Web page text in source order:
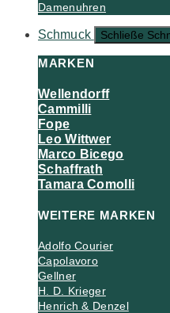
Damenuhren
Schmuck Schließe
MARKEN
Wellendorff
Cammilli
Fope
Leo Wittwer
Marco Bicego
Schaffrath
Tamara Comolli
WEITERE MARKEN
Adolfo Courier
Capolavoro
Gellner
H. D. Krieger
Henrich & Denzel